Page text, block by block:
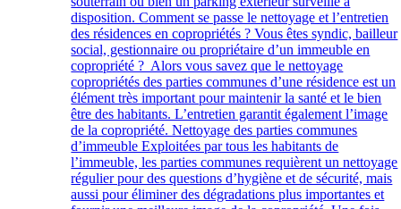
disposition. Comment se passe le nettoyage et l’entretien
des résidences en copropriétés ? Vous êtes syndic, bailleur
social, gestionnaire ou propriétaire d’un immeuble en
copropriété ? Alors vous savez que le nettoyage
copropriétés des parties communes d’une résidence est un
élément très important pour maintenir la santé et le bien
être des habitants. L’entretien garantit également l’image
de la copropriété. Nettoyage des parties communes
d’immeuble Exploitées par tous les habitants de
l’immeuble, les parties communes requièrent un nettoyage
régulier pour des questions d’hygiène et de sécurité, mais
aussi pour éliminer des dégradations plus importantes et